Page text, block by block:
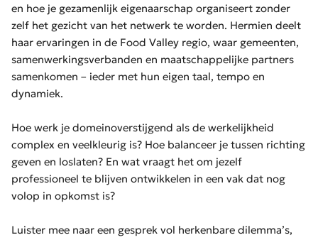
en hoe je gezamenlijk eigenaarschap organiseert zonder
zelf het gezicht van het netwerk te worden. Hermien deelt
haar ervaringen in de Food Valley regio, waar gemeenten,
samenwerkingsverbanden en maatschappelijke partners
samenkomen – ieder met hun eigen taal, tempo en
dynamiek.
Hoe werk je domeinoverstijgend als de werkelijkheid
complex en veelkleurig is? Hoe balanceer je tussen richting
geven en loslaten? En wat vraagt het om jezelf
professioneel te blijven ontwikkelen in een vak dat nog
volop in opkomst is?
Luister mee naar een gesprek vol herkenbare dilemma’s,